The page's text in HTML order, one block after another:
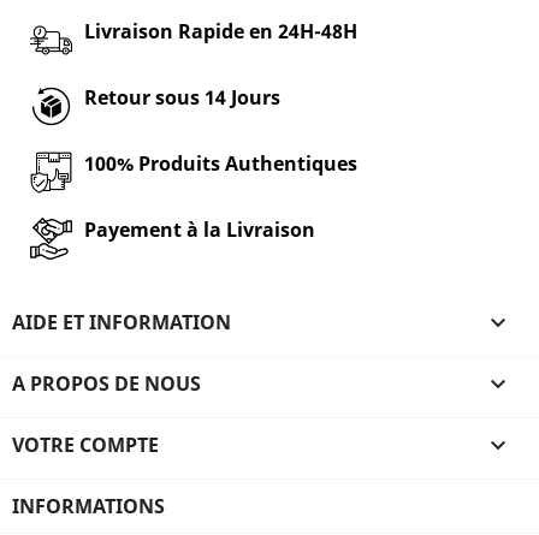
Livraison Rapide en 24H-48H
Retour sous 14 Jours
100% Produits Authentiques
Payement à la Livraison
AIDE ET INFORMATION 
A PROPOS DE NOUS 
VOTRE COMPTE 
INFORMATIONS